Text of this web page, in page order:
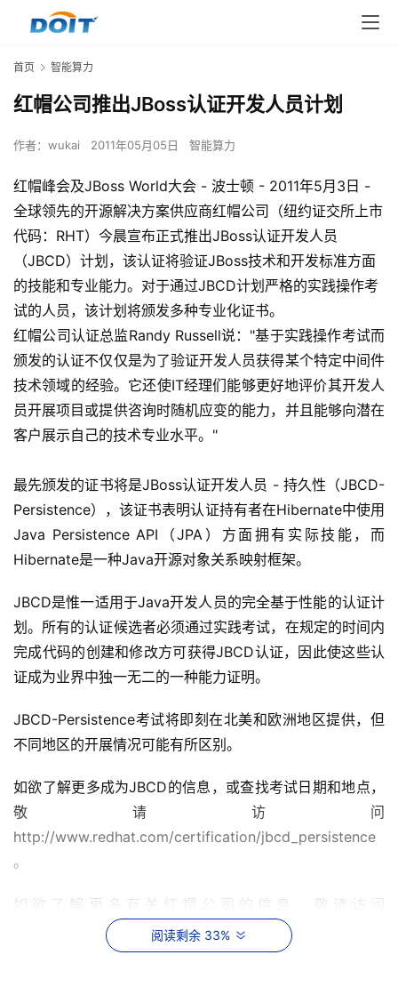
首页 智能算力
红帽公司推出JBoss认证开发人员计划
作者： wukai 2011年05月05日 智能算力
红帽峰会及JBoss World大会 - 波士顿 - 2011年5月3日 -
全球领先的开源解决方案供应商红帽公司（纽约证交所上市
代码：RHT）今晨宣布正式推出JBoss认证开发人员
（JBCD）计划，该认证将验证JBoss技术和开发标准方面
的技能和专业能力。对于通过JBCD计划严格的实践操作考
试的人员，该计划将颁发多种专业化证书。
红帽公司认证总监Randy Russell说："基于实践操作考试而
颁发的认证不仅仅是为了验证开发人员获得某个特定中间件
技术领域的经验。它还使IT经理们能够更好地评价其开发人
员开展项目或提供咨询时随机应变的能力，并且能够向潜在
客户展示自己的技术专业水平。"
最先颁发的证书将是JBoss认证开发人员 - 持久性（JBCD-
Persistence），该证书表明认证持有者在Hibernate中使用
Java Persistence API（JPA）方面拥有实际技能，而
Hibernate是一种Java开源对象关系映射框架。
JBCD是惟一适用于Java开发人员的完全基于性能的认证计
划。所有的认证候选者必须通过实践考试，在规定的时间内
完成代码的创建和修改方可获得JBCD认证，因此使这些认
证成为业界中独一无二的一种能力证明。
JBCD-Persistence考试将即刻在北美和欧洲地区提供，但
不同地区的开展情况可能有所区别。
如欲了解更多成为JBCD的信息，或查找考试日期和地点，
敬请访问
http://www.redhat.com/certification/jbcd_persistence
。
如欲了解更多有关红帽公司的信息，敬请访问
www.redhat.com。如欲了解更多新闻，请时常访问
www.press.redhat.com。
阅读剩余 33%